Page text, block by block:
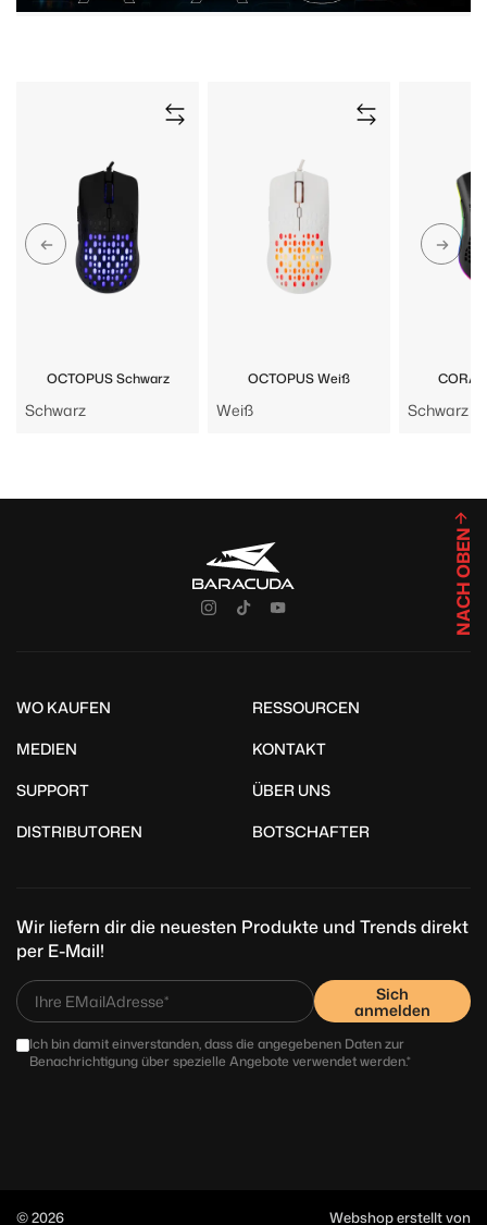
OCTOPUS Schwarz
Schwarz
OCTOPUS Weiß
Weiß Schwarz
WO KAUFEN
RESSOURCEN
MEDIEN
KONTAKT
SUPPORT
ÜBER UNS
DISTRIBUTOREN
BOTSCHAFTER
Wir liefern dir die neuesten Produkte und Trends direkt
per E-Mail!
Sich
anmelden
Ich bin damit einverstanden, dass die angegebenen Daten zur
Benachrichtigung über spezielle Angebote verwendet werden.*
NACH OBEN
© 2026 Webshop erstellt von